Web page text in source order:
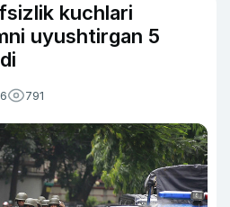
kuchlari
uyushtirgan 5
791